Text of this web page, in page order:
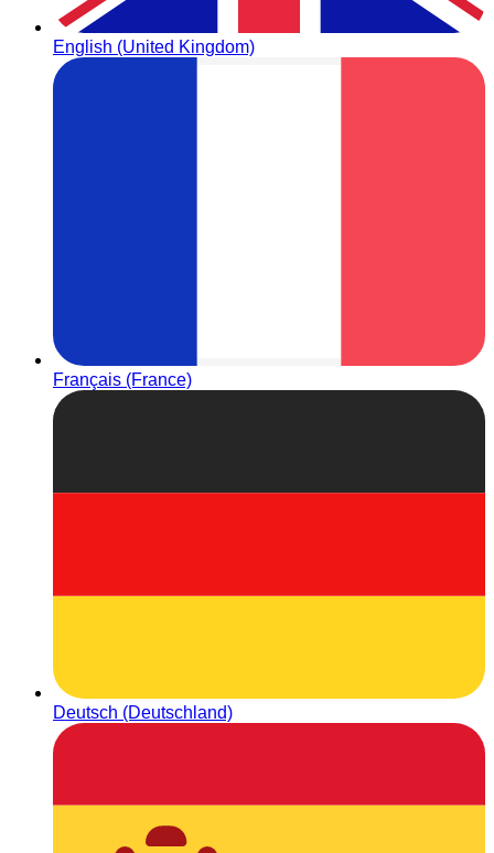
English (United Kingdom)
Français (France)
Deutsch (Deutschland)